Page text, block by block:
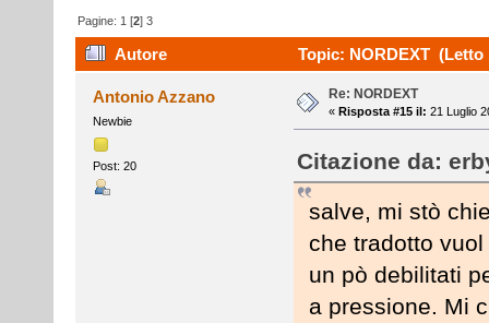
Pagine: 1 [2]3
Autore Topic: NORDEXT (Letto
Antonio Azzano
Newbie
Post: 20
Re: NORDEXT
« Risposta #15 il: 21 Luglio
Citazione da:
salve, mi stò
che tradotto
un pò debilitati
a pressione. Mi